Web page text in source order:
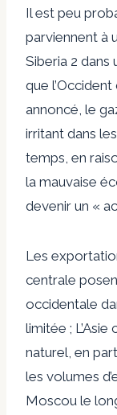
Il est peu
parviennent à
Siberia 2 dans
que
annoncé, le
irritant dans
temps, en
la mauvaise
devenir un «
Les
centrale
occidentale
limitée ;
naturel, en
les volumes
Moscou le